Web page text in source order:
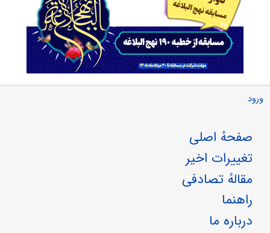
ورود
صفحهٔ اصلی
تغییرات اخیر
مقالهٔ تصادفی
راهنما
درباره ما